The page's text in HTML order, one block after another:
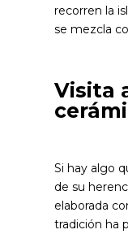
recorren la
se mezcla
Visita
Si hay algo
de su
elaborada
tradición ha